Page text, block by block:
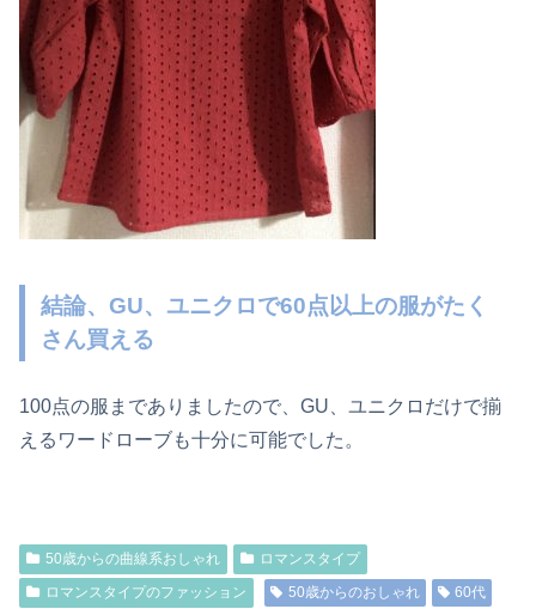
結論、GU、ユニクロで60点以上の服がたく
さん買える
100点の服までありましたので、GU、ユニクロだけで揃
えるワードローブも十分に可能でした。
50歳からの曲線系おしゃれ
ロマンスタイプ
ロマンスタイプのファッション
50歳からのおしゃれ
60代